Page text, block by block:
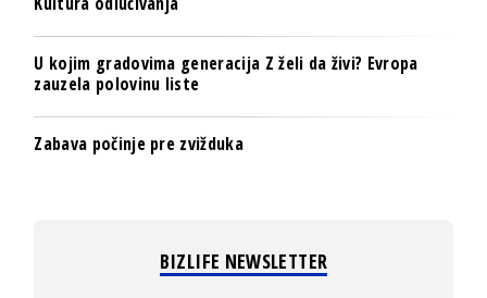
U kojim gradovima generacija Z želi da živi? Evropa
zauzela polovinu liste
Zabava počinje pre zvižduka
BIZLIFE NEWSLETTER